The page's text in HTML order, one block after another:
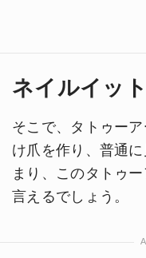
ネイルイット
そこで、タトゥー
け爪を作り、普通
まり、このタトゥ
言えるでしょう。